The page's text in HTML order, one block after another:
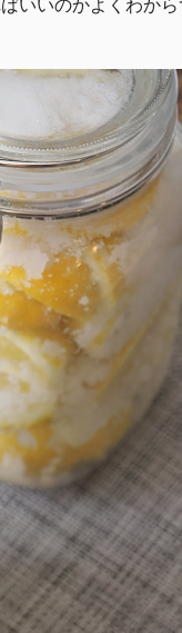
いいのかよくわか